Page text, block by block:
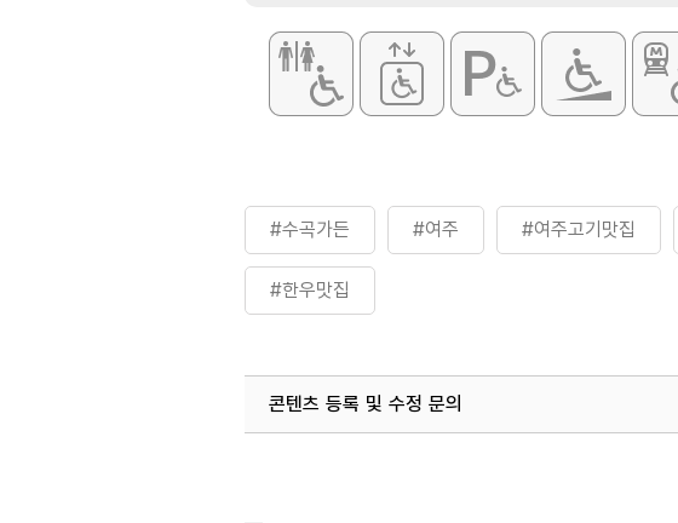
#수곡가든 #여주 #여주고기맛집
#한우맛집
콘텐츠 등록 및 수정 문의